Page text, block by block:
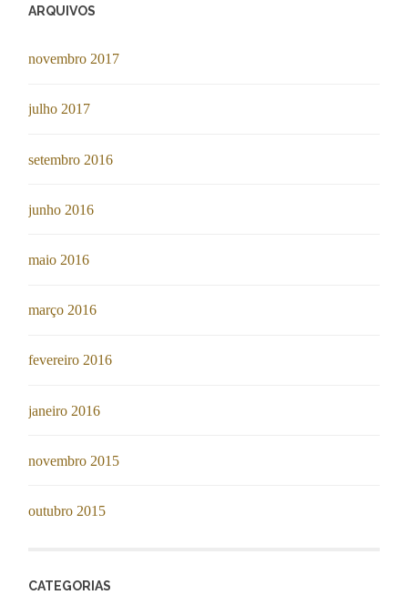
ARQUIVOS
novembro 2017
julho 2017
setembro 2016
junho 2016
maio 2016
março 2016
fevereiro 2016
janeiro 2016
novembro 2015
outubro 2015
CATEGORIAS